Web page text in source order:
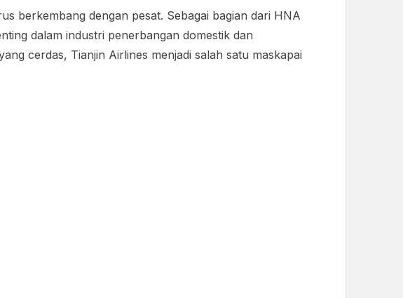
berkembang dengan pesat. Sebagai bagian dari HNA
dalam industri penerbangan domestik dan
cerdas, Tianjin Airlines menjadi salah satu maskapai